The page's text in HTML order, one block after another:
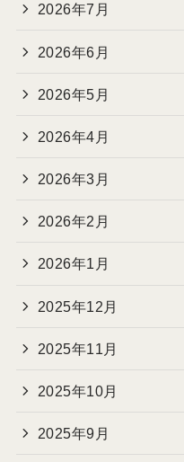
2026年7月
2026年6月
2026年5月
2026年4月
2026年3月
2026年2月
2026年1月
2025年12月
2025年11月
2025年10月
2025年9月